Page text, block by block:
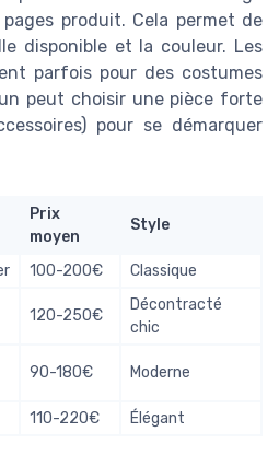
produit. Cela permet de
disponible et la couleur. Les
parfois pour des costumes
peut choisir une pièce forte
pour se démarquer
Prix
moyen
Style
100-200€ Classique
120-250€
Décontracté
chic
90-180€ Moderne
110-220€ Élégant